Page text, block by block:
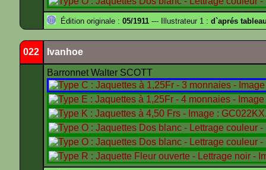
Édition originale : 05/1911 --- Illustrateur 1 : d`aprés
022 Ivanhoe
Barronnet Walter SCOTT